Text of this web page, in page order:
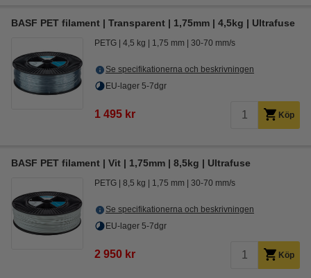
BASF PET filament | Transparent | 1,75mm | 4,5kg | Ultrafuse
PETG 4,5 kg 1,75 mm 30-70 mm/s
Se specifikationerna och beskrivningen
EU-lager 5-7dgr
1 495 kr Köp
BASF PET filament | Vit | 1,75mm | 8,5kg | Ultrafuse
PETG 8,5 kg 1,75 mm 30-70 mm/s
Se specifikationerna och beskrivningen
EU-lager 5-7dgr
2 950 kr Köp